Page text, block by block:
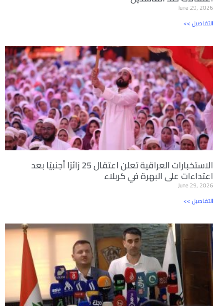
June 29, 2026
<< التفاصيل
الاستخبارات العراقية تعلن اعتقال 25 زائرًا أجنبيًا بعد
اعتداءات على البهرة في كربلاء
June 29, 2026
<< التفاصيل